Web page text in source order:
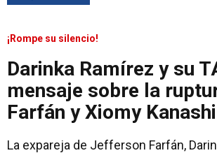
¡Rompe su silencio!
Darinka Ramírez y su
mensaje sobre la
Farfán y Xiomy
La expareja de Jefferson Farfán,